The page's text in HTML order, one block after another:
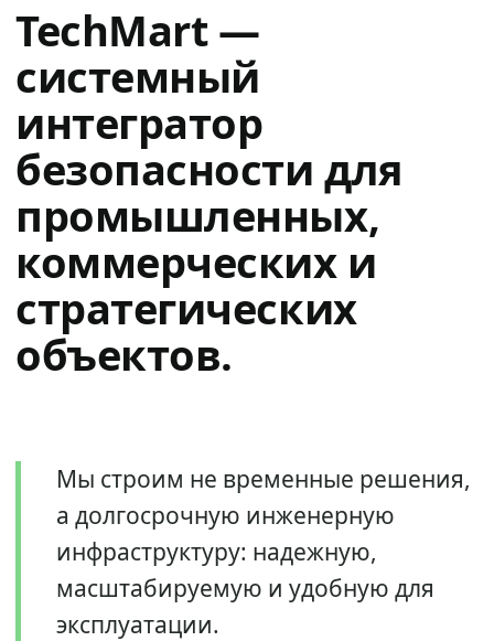
TechMart —
системный
интегратор
безопасности для
промышленных,
коммерческих и
стратегических
объектов.
Мы строим не временные решения,
а долгосрочную инженерную
инфраструктуру: надежную,
масштабируемую и удобную для
эксплуатации.